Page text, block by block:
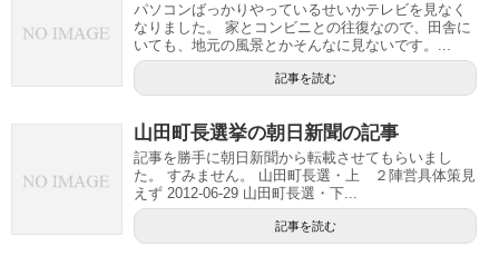
パソコンばっかりやっているせいかテレビを見なく
なりました。 家とコンビニとの往復なので、田舎に
いても、地元の風景とかそんなに見ないです。...
記事を読む
山田町長選挙の朝日新聞の記事
記事を勝手に朝日新聞から転載させてもらいまし
た。 すみません。 山田町長選・上 ２陣営具体策見
えず 2012-06-29 山田町長選・下...
記事を読む